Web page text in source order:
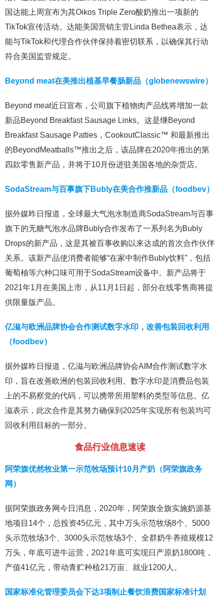
国达能上周宣布为其Oikos Triple Zero酸奶推出一项新的
TikTok宣传活动。达能美国营销主管Linda Bethea表示，达
能与TikTok和代理合作伙伴保持着密切联系，以确保其行动
符合美国监管规定。
Beyond meat在美推出植基早餐肠新品（globenewswire）
Beyond meat近日宣布，公司旗下植物肉产品线将增加一款
新品Beyond Breakfast Sausage Links。这是继Beyond
Breakfast Sausage Patties，CookoutClassic™ 和最新推出
的BeyondMeatballs™推出之后，该品牌在2020年推出的第
四款零售新产品，并将于10月份进驻美国各地的杂货店。
SodaStream与百事旗下Bubly在美合作推新品（foodbev）
据外媒昨日报道，全球最大气泡水制造商SodaStream与百事
旗下的无糖气泡水品牌Bubly合作发布了一系列名为Bubly
Drops的新产品，这是其被百事收购以来达成的首次合作伙伴
关系。该新产品使消费者能够“在家中制作Bubly饮料”，包括
葡萄柚等六种口味可用于SodaStream设备中。新产品将于
2021年1月在美国上市，从11月1日起，部分在线零售商将提
供限量版产品。
亿滋与欧洲品牌协会合作测试数字水印，改善包装回收利用
（foodbev）
据外媒昨日报道，亿滋与欧洲品牌协会AIM合作测试数字水
印，旨在改善欧洲的包装回收利用。数字水印是消费品包装
上的不易察觉的代码，可以携带所用塑料的类型等信息。亿
滋表示，此次合作是其努力确保到2025年实现所有包装均可
回收利用目标的一部分。
食品行业信息速读
阿荣旗优然牧业第一示范牧场预计10月产奶（阿荣旗政务
网）
据阿荣旗政务网今日消息，2020年，阿荣旗全旗实施奶源基
地项目14个，总投资45亿元，其中万头示范牧场8个、5000
头示范牧场3个、3000头示范牧场3个、全群奶牛养殖规模12
万头，年底可进牛运营，2021年底可实现日产原奶1800吨，
产值41亿元，带动青贮种植21万亩、就业1200人。
国家标准化管理委员会下达3项制止餐饮浪费国家标准计划